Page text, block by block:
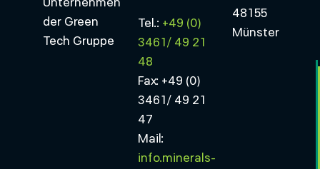
der Green
Tech Gruppe
Tel.: +49 (0)
3461/ 49 21
48
Fax: +49 (0)
3461/ 49 21
47
Mail:
info.minerals-
48155
Münster